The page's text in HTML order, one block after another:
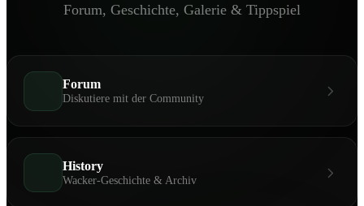
Forum, Geschichte, Galerie & Tippspiel
Forum
Diskutiere mit der Community
History
Wacker-Geschichte & Archiv